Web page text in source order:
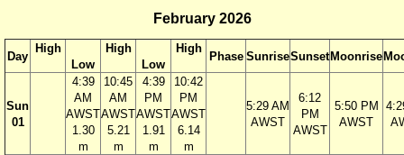
February 2026
Day
High
Low
High
Low
High
Phase SunriseSunset Moonrise
Sun
01
4:39
AM
AWST
1.30
m
10:45
AM
AWST
5.21
m
4:39
PM
AWST
1.91
m
10:42
PM
AWST
6.14
m
5:29 AM
AWST
6:12
PM
AWST
5:50 PM
AWST